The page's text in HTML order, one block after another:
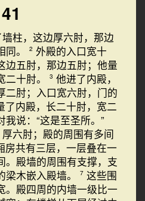
41
柱，这边厚六肘，那边
。
2 外殿的入口宽十
边五肘，那边五肘；他量
十肘。
3 他进了内殿，
二肘；入口宽六肘，门的
了内殿，长二十肘，宽二
说：“这是至圣所。”
六肘；殿的周围有多间
房共有三层，一层叠在一
。殿墙的周围有支撑，支
木嵌入殿墙。
7 这些围
。殿四周的内墙一级比一